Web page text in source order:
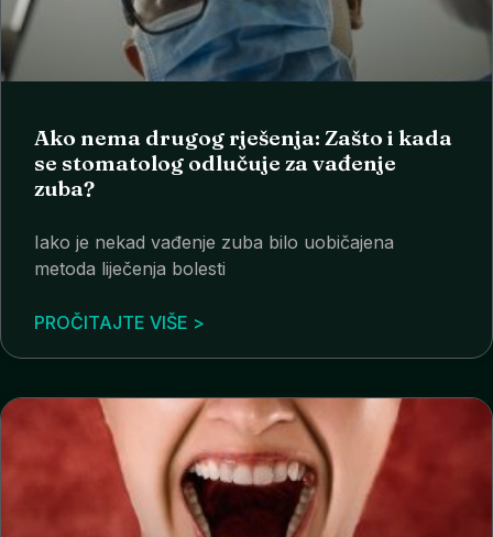
Ako nema drugog rješenja: Zašto i kada
se stomatolog odlučuje za vađenje
zuba?
Iako je nekad vađenje zuba bilo uobičajena
metoda liječenja bolesti
PROČITAJTE VIŠE >